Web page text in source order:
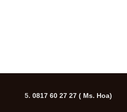
5. 0817 60 27 27( Ms. Hoa)